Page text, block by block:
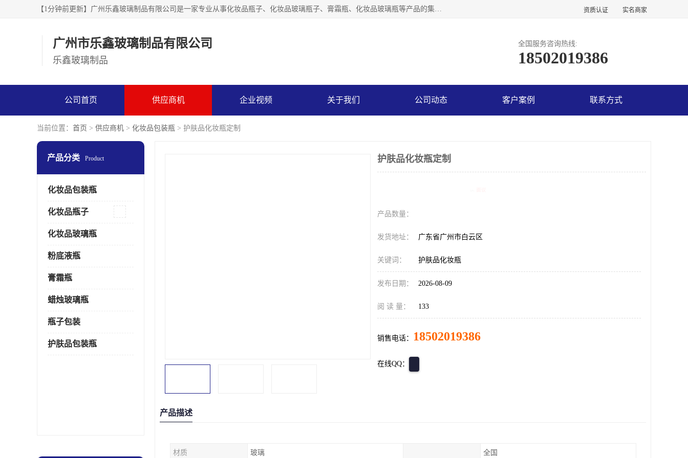
【1分钟前更新】广州乐鑫玻璃制品有限公司是一家专业从事化妆品瓶子、化妆品玻璃瓶子、膏霜瓶、化妆品玻璃瓶等产品的集开发研制、生产、销售于一体的实业型玻璃制品生产企业。产品从设计、开模、试样、生产、蒙砂、抛光、喷涂、高低温单色及多色印刷，烫金（银）到交货实现一条龙服务。 资质认证 实名商家
广州市乐鑫玻璃制品有限公司
乐鑫玻璃制品
全国服务咨询热线:
18502019386
公司首页 供应商机 企业视频 关于我们 公司动态 客户案例 联系方式
当前位置： 首页 > 供应商机 > 化妆品包装瓶 > 护肤品化妆瓶定制
产品分类 Product
化妆品包装瓶
化妆品瓶子
化妆品玻璃瓶
粉底液瓶
膏霜瓶
蜡烛玻璃瓶
瓶子包装
护肤品包装瓶
护肤品化妆瓶定制
产品数量：
发货地址： 广东省广州市白云区
关键词： 护肤品化妆瓶
发布日期： 2026-08-09
阅 读 量： 133
销售电话： 18502019386
在线QQ：
产品描述
材质 玻璃 全国